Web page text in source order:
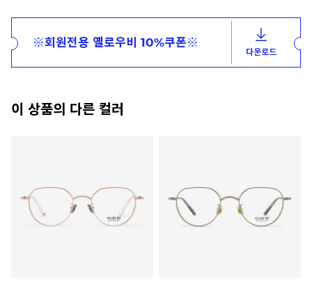
※회원전용 옐로우비 10%쿠폰※
다운로드
이 상품의 다른 컬러